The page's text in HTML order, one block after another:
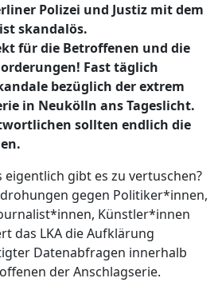
Polizei und Justiz mit dem
skandalös.
für die Betroffenen und die
Fast täglich
bezüglich der extrem
in Neukölln ans Tageslicht.
sollten endlich die
eigentlich gibt es zu vertuschen?
gegen Politiker*innen,
Künstler*innen
das LKA die Aufklärung
Datenabfragen innerhalb
der Anschlagserie.